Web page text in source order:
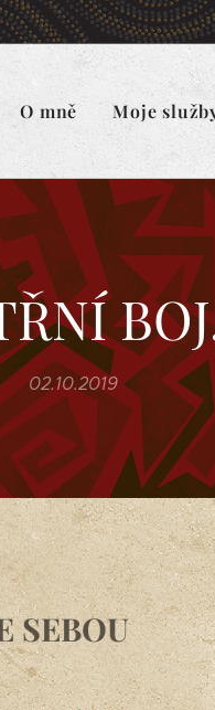
O mně Moje
02.10.2019
SEBOU